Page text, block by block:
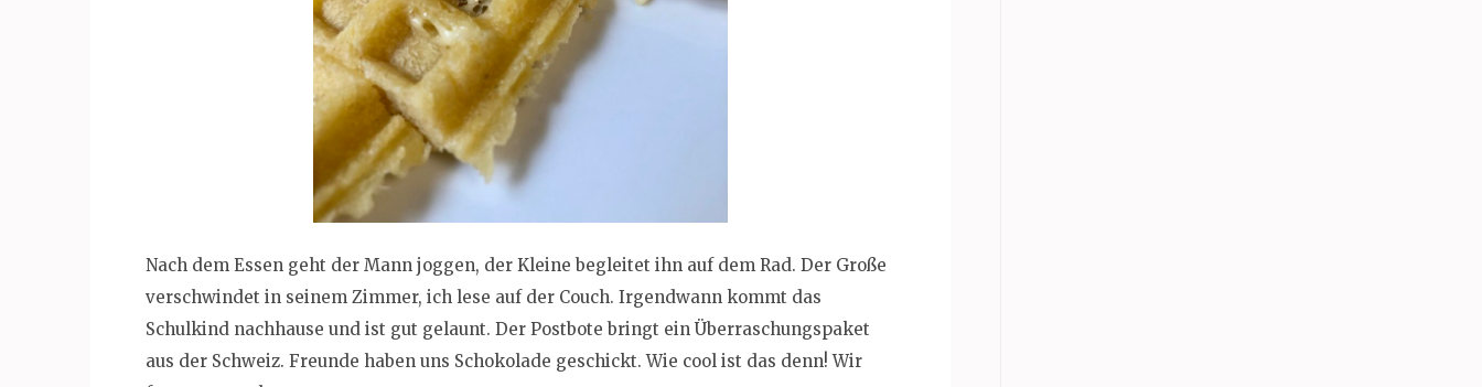
Nach dem Essen geht der Mann joggen, der Kleine begleitet ihn auf dem Rad. Der Große
verschwindet in seinem Zimmer, ich lese auf der Couch. Irgendwann kommt das
Schulkind nachhause und ist gut gelaunt. Der Postbote bringt ein Überraschungspaket
aus der Schweiz. Freunde haben uns Schokolade geschickt. Wie cool ist das denn! Wir